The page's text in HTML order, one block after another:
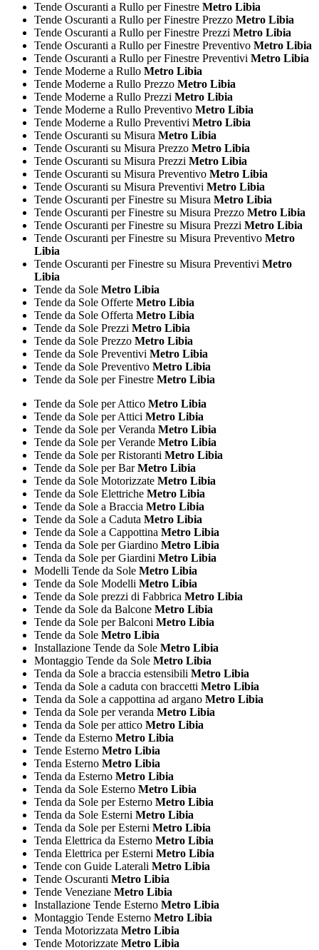
Tende Oscuranti a Rullo per Finestre Metro Libia
Tende Oscuranti a Rullo per Finestre Prezzo Metro Libia
Tende Oscuranti a Rullo per Finestre Prezzi Metro Libia
Tende Oscuranti a Rullo per Finestre Preventivo Metro Libia
Tende Oscuranti a Rullo per Finestre Preventivi Metro Libia
Tende Moderne a Rullo Metro Libia
Tende Moderne a Rullo Prezzo Metro Libia
Tende Moderne a Rullo Prezzi Metro Libia
Tende Moderne a Rullo Preventivo Metro Libia
Tende Moderne a Rullo Preventivi Metro Libia
Tende Oscuranti su Misura Metro Libia
Tende Oscuranti su Misura Prezzo Metro Libia
Tende Oscuranti su Misura Prezzi Metro Libia
Tende Oscuranti su Misura Preventivo Metro Libia
Tende Oscuranti su Misura Preventivi Metro Libia
Tende Oscuranti per Finestre su Misura Metro Libia
Tende Oscuranti per Finestre su Misura Prezzo Metro Libia
Tende Oscuranti per Finestre su Misura Prezzi Metro Libia
Tende Oscuranti per Finestre su Misura Preventivo Metro
Libia
Tende Oscuranti per Finestre su Misura Preventivi Metro
Libia
Tende da Sole Metro Libia
Tende da Sole Offerte Metro Libia
Tende da Sole Offerta Metro Libia
Tende da Sole Prezzi Metro Libia
Tende da Sole Prezzo Metro Libia
Tende da Sole Preventivi Metro Libia
Tende da Sole Preventivo Metro Libia
Tende da Sole per Finestre Metro Libia
Tende da Sole per Attico Metro Libia
Tende da Sole per Attici Metro Libia
Tende da Sole per Veranda Metro Libia
Tende da Sole per Verande Metro Libia
Tende da Sole per Ristoranti Metro Libia
Tende da Sole per BarMetro Libia
Tende da Sole Motorizzate Metro Libia
Tende da Sole Elettriche Metro Libia
Tende da Sole a Braccia Metro Libia
Tende da Sole a Caduta Metro Libia
Tende da Sole a Cappottina Metro Libia
Tenda da Sole per Giardino Metro Libia
Tenda da Sole per Giardini Metro Libia
Modelli Tende da Sole Metro Libia
Tende da Sole Modelli Metro Libia
Tende da Sole prezzi di Fabbrica Metro Libia
Tende da Sole da Balcone Metro Libia
Tende da Sole per Balconi Metro Libia
Tende da Sole Metro Libia
Installazione Tende da Sole Metro Libia
Montaggio Tende da Sole Metro Libia
Tenda da Sole a braccia estensibili Metro Libia
Tenda da Sole a caduta con braccetti Metro Libia
Tenda da Sole a cappottina ad argano Metro Libia
Tenda da Sole per veranda Metro Libia
Tenda da Sole per attico Metro Libia
Tende da Esterno Metro Libia
Tende Esterno Metro Libia
Tenda Esterno Metro Libia
Tenda da Esterno Metro Libia
Tenda da Sole Esterno Metro Libia
Tenda da Sole per Esterno Metro Libia
Tenda da Sole Esterni Metro Libia
Tenda da Sole per Esterni Metro Libia
Tenda Elettrica da Esterno Metro Libia
Tenda Elettrica per Esterni Metro Libia
Tende con Guide Laterali Metro Libia
Tende Oscuranti Metro Libia
Tende Veneziane Metro Libia
Installazione Tende Esterno Metro Libia
Montaggio Tende Esterno Metro Libia
Tenda Motorizzata Metro Libia
Tende Motorizzate Metro Libia